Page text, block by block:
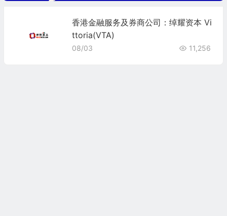
香港金融服务及券商公司：绰耀资本 Vi
ttoria(VTA)
08/03 11,256